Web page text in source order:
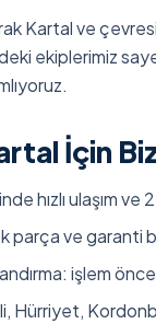
Kartal ve
ekiplerimiz
İçin
hızlı ulaşım
parça ve garanti
işlem
Hürriyet,